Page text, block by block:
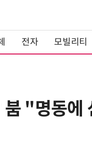
전자 모빌리티
"명동에